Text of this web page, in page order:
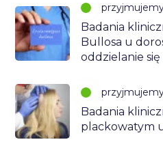
Badania
Bullosa u
oddzielanie
Badania
plackowatym